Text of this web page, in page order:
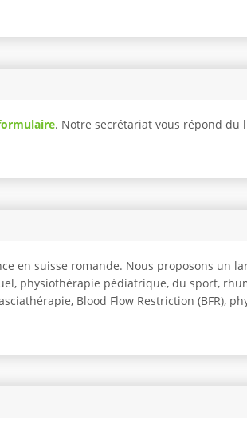
. Notre secrétariat vous répond du
en suisse romande. Nous proposons un
physiothérapie pédiatrique, du sport,
Blood Flow Restriction (BFR),